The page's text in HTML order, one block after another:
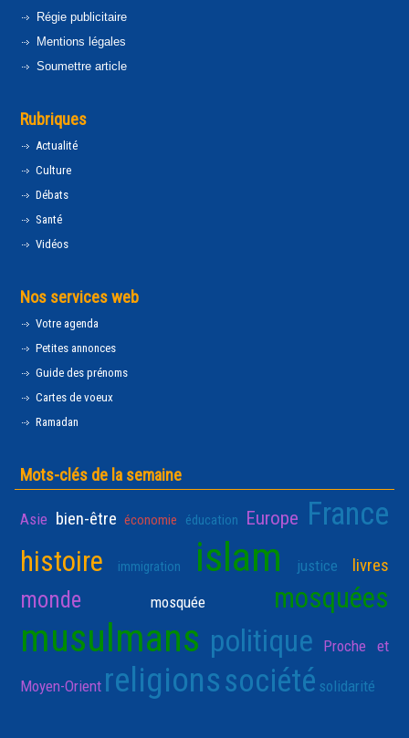
Régie publicitaire
Mentions légales
Soumettre article
Rubriques
Actualité
Culture
Débats
Santé
Vidéos
Nos services web
Votre agenda
Petites annonces
Guide des prénoms
Cartes de voeux
Ramadan
Mots-clés de la semaine
Asie bien-être économie éducation Europe France
histoire immigration islam justice livres
monde mosquée mosquées
musulmans politique Proche et
Moyen-Orient religionssociété solidarité